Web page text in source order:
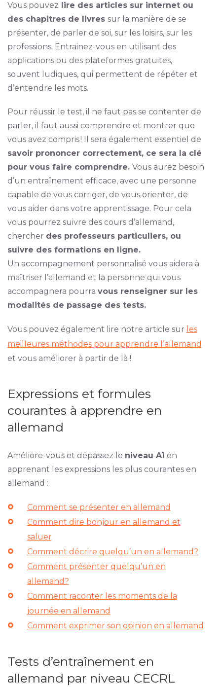
Vous pouvez lire des articles sur internet ou
des chapitres de livres sur la manière de se
présenter, de parler de soi, sur les loisirs, sur les
professions. Entrainez-vous en utilisant des
applications ou des plateformes gratuites,
souvent ludiques, qui permettent de répéter et
d’entendre les mots.
Pour réussir le test, il ne faut pas se contenter de
parler, il faut aussi comprendre et montrer que
vous avez compris ! Il sera également essentiel de
savoir prononcer correctement, ce sera la clé
pour vous faire comprendre. Vous aurez besoin
d’un entraînement efficace, avec une personne
capable de vous corriger, de vous orienter, de
vous aider dans votre apprentissage. Pour cela
vous pourrez suivre des cours d’allemand,
chercher des professeurs particuliers, ou
suivre des formations en ligne.
Un accompagnement personnalisé vous aidera à
maîtriser l’allemand et la personne qui vous
accompagnera pourra vous renseigner sur les
modalités de passage des tests.
Vous pouvez également lire notre article sur les
meilleures méthodes pour apprendre l’allemand
et vous améliorer à partir de là !
Expressions et formules
courantes à apprendre en
allemand
Améliore-vous et dépassez le niveau A1 en
apprenant les expressions les plus courantes en
allemand :
Comment se présenter en allemand
Comment dire bonjour en allemand et
saluer
Comment décrire quelqu’un en allemand?
Comment présenter quelqu’un en
allemand?
Comment raconter les moments de la
journée en allemand
Comment exprimer son opinion en allemand
Tests d’entraînement en
allemand par niveau CECRL